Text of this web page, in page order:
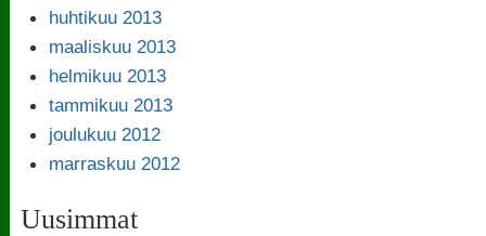
huhtikuu 2013
maaliskuu 2013
helmikuu 2013
tammikuu 2013
joulukuu 2012
marraskuu 2012
Uusimmat